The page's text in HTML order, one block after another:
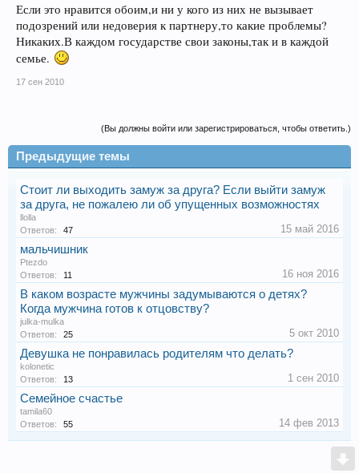
Если это нравится обоим,и ни у кого из них не вызывает
подозрений или недоверия к партнеру,то какие проблемы?
Никаких.В каждом государстве свои законы,так и в каждой
семье.
17 сен 2010
(Вы должны войти или зарегистрироваться, чтобы ответить.)
Предыдущие темы
Стоит ли выходить замуж за друга? Если выйти замуж
за друга, не пожалею ли об упущенных возможностях
llolla
Ответов:
47 15 май 2016
мальчишник
Ptezdo
Ответов:
11 16 ноя 2016
В каком возрасте мужчины задумываются о детях?
Когда мужчина готов к отцовству?
julka-mulka
Ответов:
25 5 окт 2010
Девушка не понравилась родителям что делать?
kolonetic
Ответов:
13 1 сен 2010
Семейное счастье
tamila60
Ответов:
55 14 фев 2013